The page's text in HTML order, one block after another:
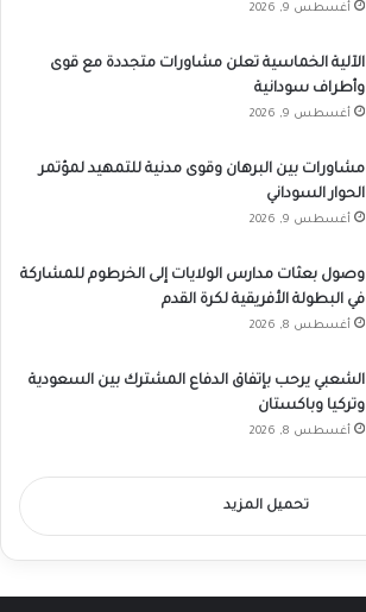
أغسطس 9, 2026
الآلية الخماسية تعلن مشاورات متجددة مع قوى
وأطراف سودانية
أغسطس 9, 2026
مشاورات بين البرهان وقوى مدنية للتمهيد لمؤتمر
الحوار السوداني
أغسطس 9, 2026
وصول بعثات مدارس الولايات إلى الخرطوم للمشاركة
في البطولة الأفريقية لكرة القدم
أغسطس 8, 2026
الشعبي يرحب بإتفاق الدفاع المشترك بين السعودية
وتركيا وباكستان
أغسطس 8, 2026
تحميل المزيد